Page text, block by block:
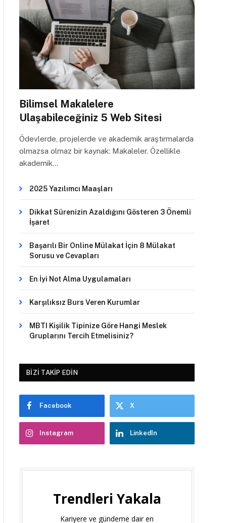
Bilimsel Makalelere
Ulaşabileceğiniz 5 Web Sitesi
Ödevlerde, projelerde ve akademik araştırmalarda
olmazsa olmaz bir kaynak: Makaleler. Özellikle
akademik…
2025 Yazılımcı Maaşları
Dikkat Sürenizin Azaldığını Gösteren 3 Önemli
İşaret
Başarılı Bir Online Mülakat İçin 8 Mülakat
Sorusu ve Cevapları
En İyi Not Alma Uygulamaları
Karşılıksız Burs Veren Kurumlar
MBTI Kişilik Tipinize Göre Hangi Meslek
Gruplarını Tercih Etmelisiniz?
BIZI TAKIP EDIN
Facebook X
Instagram LinkedIn
Trendleri Yakala
Kariyere ve gündeme dair en